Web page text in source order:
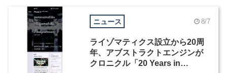
ニュース 8/7
ライゾマティクス設立から20周
年、アブストラクトエンジンが
クロニクル「20 Years in